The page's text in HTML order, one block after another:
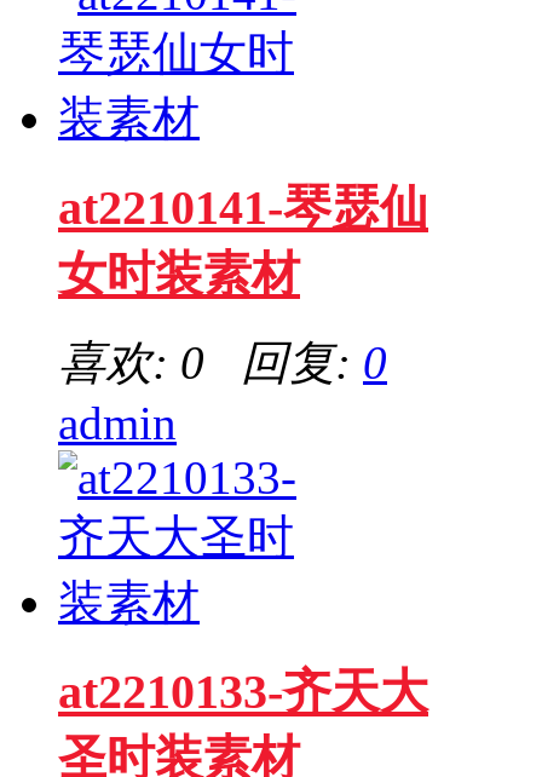
at2210141-琴瑟仙
女时装素材
喜欢: 0 回复: 0
admin
at2210133-齐天大
圣时装素材